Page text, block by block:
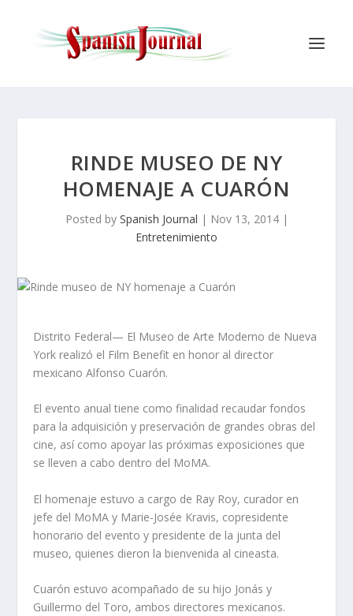
RINDE MUSEO DE NY
HOMENAJE A CUARÓN
Posted by Spanish Journal | Nov 13, 2014|
Entretenimiento
Distrito Federal— El Museo de Arte Moderno de Nueva
York realizó el Film Benefit en honor al director
mexicano Alfonso Cuarón.
El evento anual tiene como finalidad recaudar fondos
para la adquisición y preservación de grandes obras del
cine, así como apoyar las próximas exposiciones que
se lleven a cabo dentro del MoMA.
El homenaje estuvo a cargo de Ray Roy, curador en
jefe del MoMA y Marie-Josée Kravis, copresidente
honorario del evento y presidente de la junta del
museo, quienes dieron la bienvenida al cineasta.
Cuarón estuvo acompañado de su hijo Jonás y
Guillermo del Toro, ambos directores mexicanos.